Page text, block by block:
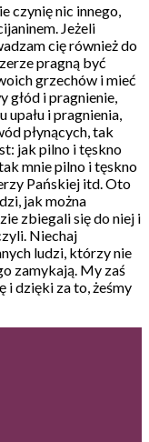
czynię nic innego,
Jeżeli
cię również do
pragną być
grzechów i mieć
głód i pragnienie,
upału i pragnienia,
płynących, tak
jak pilno i tęskno
mnie pilno i tęskno
Pańskiej itd. Oto
jak można
zbiegali się do niej i
Niechaj
ludzi, którzy nie
zamykają. My zaś
i dzięki za to, żeśmy